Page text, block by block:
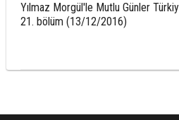
Yılmaz Morgül'le Mutlu Günler
21. bölüm (13/12/2016)